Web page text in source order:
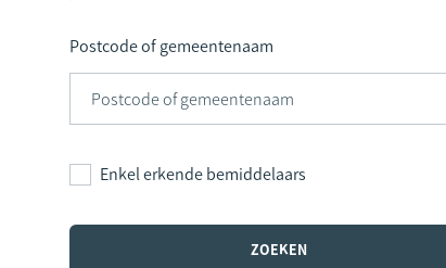
Postcode of gemeentenaam
Enkel erkende bemiddelaars